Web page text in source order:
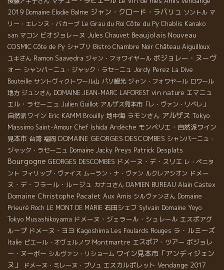
2019 Domaine Elodie Balme ジャン・クロード・ラパリュ ソントル マ
リー・エレンヌ・バカーブ Le Grau du Roi Côte du Py Chablis Kanako
san マコン ビオジョレーヌ Jules Chauvet Beaujolais Nouveau
COSMIC Côte de Py シャブリ Bistro Chambre Noir Château Aiguilloux
ユキさん Ramon Saavedra ジャン・フォワイヤール ボジョレー・ヌーヴ
ォー シャンパ－ニュ・ジャック・ラセ－ニュ Jordy Perez La Dive
Bouteille サントヴィクトワール山 パリ観光 ジャン・フォワヤール ロワール
地方 ジュンさん DOMAINE JEAN-MARC LAFOREST vin nature エマニュ
エル・ラセーニュ Julien Guillot アルザス見本市「レ・ヴァン・リベレ」
自然派ワイン Eric KAMM Brouilly 地中海 ラモンさん アルザス Tokyo
Massimo Saint-Amour Chef Ishida Ardèche モンペリエ・自然派ワイン
見本市 台湾 福岡 DOMAINE GEORGES DESCOMBES シャンパーニュ・
ジャック・ラセーニュ Domaine Jacky Preys Patrick Desplats
Bourgogne GEORGES DESCOMBES ドメーヌ・デ・スリエ レ・ぺニタ
ント フィリップ・ヴァイス ムーラン・ナ・ヴァン ルクレアシオン ドメー
ヌ・デ・フラール・ルージュ カナコさん DAMIEN BUREAU Alain Castex
Domaine Christophe Pacalet Aux Amis シルヴァンさん Domaine
Prieuré Roch LE MONT DE MARIE 石田シェフ Sylvain Domaine Yoyo
Tokyo Musashikoyama ドメーヌ・ジェラール・シュレール エスポアグ
ループ ドメーヌ・ヨヨ Kagoshima Les Foulards Rouges ラ・ルミーズ
Italie ピエール・オヴェルノワ Montmartre エスポア・ツアー ボジョレ
ー・ヌーボー シルヴァン・リショーム ワイン見本市「アンディジェン
ヌ」
ドメーヌ・ミレーヌ・ブリュ エスカルポレット Vendange 2017